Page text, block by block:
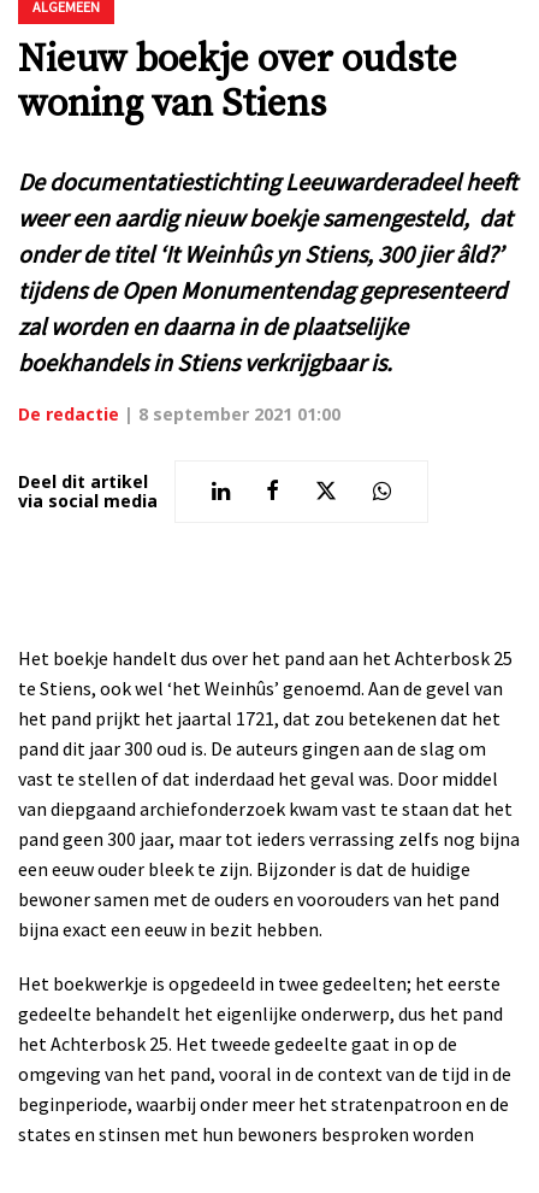
ALGEMEEN
Nieuw boekje over oudste
woning van Stiens
De documentatiestichting Leeuwarderadeel heeft
weer een aardig nieuw boekje samengesteld, dat
onder de titel ‘It Weinhûs yn Stiens, 300 jier âld?’
tijdens de Open Monumentendag gepresenteerd
zal worden en daarna in de plaatselijke
boekhandels in Stiens verkrijgbaar is.
De redactie | 8 september 2021 01:00
Deel dit artikel
via social media
Het boekje handelt dus over het pand aan het Achterbosk 25
te Stiens, ook wel ‘het Weinhûs’ genoemd. Aan de gevel van
het pand prijkt het jaartal 1721, dat zou betekenen dat het
pand dit jaar 300 oud is. De auteurs gingen aan de slag om
vast te stellen of dat inderdaad het geval was. Door middel
van diepgaand archiefonderzoek kwam vast te staan dat het
pand geen 300 jaar, maar tot ieders verrassing zelfs nog bijna
een eeuw ouder bleek te zijn. Bijzonder is dat de huidige
bewoner samen met de ouders en voorouders van het pand
bijna exact een eeuw in bezit hebben.
Het boekwerkje is opgedeeld in twee gedeelten; het eerste
gedeelte behandelt het eigenlijke onderwerp, dus het pand
het Achterbosk 25. Het tweede gedeelte gaat in op de
omgeving van het pand, vooral in de context van de tijd in de
beginperiode, waarbij onder meer het stratenpatroon en de
states en stinsen met hun bewoners besproken worden